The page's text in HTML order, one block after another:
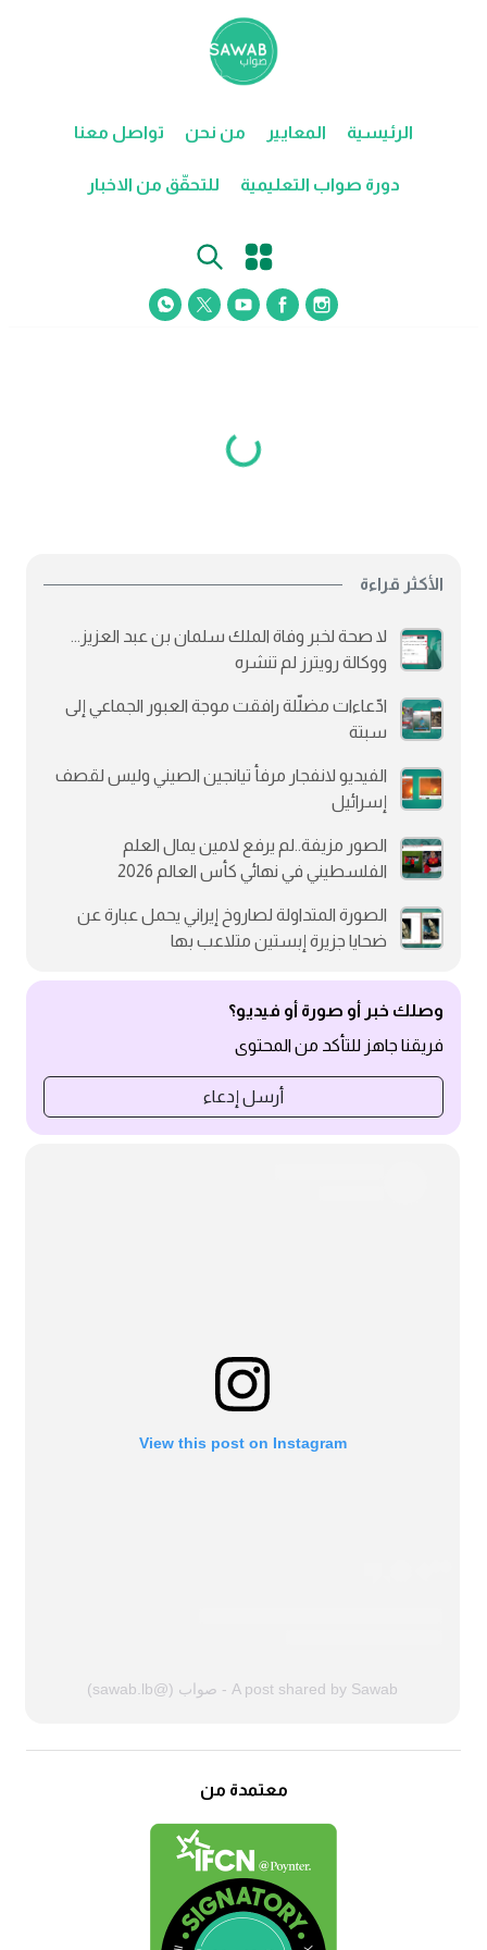
الرئيسية المعايير من نحن تواصل معنا
دورة صواب التعليمية للتحقّق من الاخبار
الأكثر قراءة
لا صحة لخبر وفاة الملك سلمان بن عبد العزيز...
ووكالة رويترز لم تنشره
ادّعاءات مضلّلة رافقت موجة العبور الجماعي إلى
سبتة
الفيديو لانفجار مرفأ تيانجين الصيني وليس لقصف
إسرائيل
الصور مزيفة..لم يرفع لامين يمال العلم
الفلسطيني في نهائي كأس العالم 2026
الصورة المتداولة لصاروخ إيراني يحمل عبارة عن
ضحايا جزيرة إبستين متلاعب بها
وصلك خبر أو صورة أو فيديو؟
فريقنا جاهز للتأكد من المحتوى
أرسل إدعاء
View this post on Instagram
A post shared by Sawab - صواب (@sawab.lb)
معتمدة من